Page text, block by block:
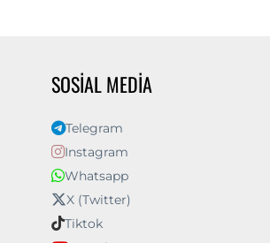
SOSIAL MEDIA
Telegram
Instagram
Whatsapp
X (Twitter)
Tiktok